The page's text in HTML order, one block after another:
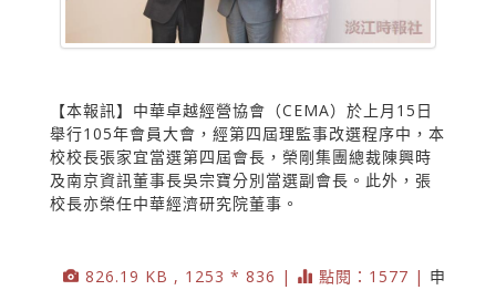
【本報訊】中華卓越經營協會（CEMA）於上月15日
舉行105年會員大會，經第四屆理監事改選程序中，本
校校長張家宜當選第四屆會長，榮剛集團總裁陳興時
及南京資訊董事長吳宗寶分別當選副會長。此外，張
校長亦榮任中華經濟研究院董事。
826.19 KB , 1253 * 836 | 點閱：1577 | 申